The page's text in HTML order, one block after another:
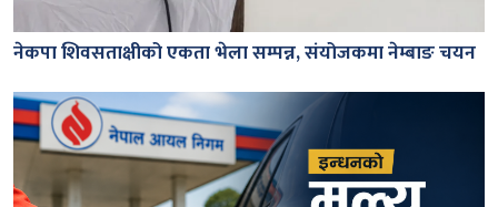
नेकपा शिवसताक्षीको एकता भेला सम्पन्न, संयोजकमा नेम्बाङ चयन